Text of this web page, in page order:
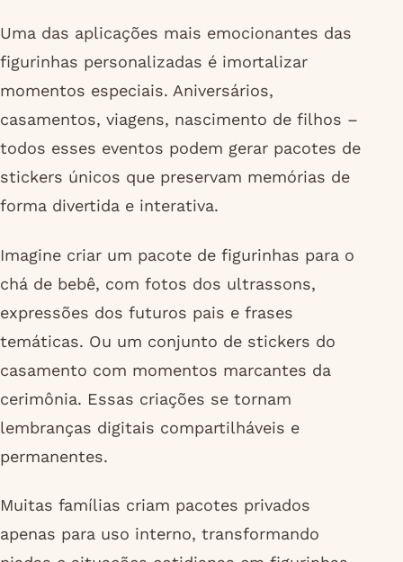
Uma das aplicações mais emocionantes das
figurinhas personalizadas é imortalizar
momentos especiais. Aniversários,
casamentos, viagens, nascimento de filhos –
todos esses eventos podem gerar pacotes de
stickers únicos que preservam memórias de
forma divertida e interativa.
Imagine criar um pacote de figurinhas para o
chá de bebê, com fotos dos ultrassons,
expressões dos futuros pais e frases
temáticas. Ou um conjunto de stickers do
casamento com momentos marcantes da
cerimônia. Essas criações se tornam
lembranças digitais compartilháveis e
permanentes.
Muitas famílias criam pacotes privados
apenas para uso interno, transformando